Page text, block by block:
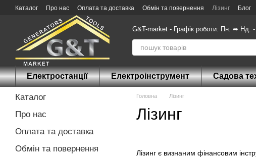
Перейти до основного контенту
Каталог Про нас Оплата та доставка Обмін та повернення Лізинг Блог
G&T-market - Графік роботи: Пн. ➦ Нд.
Електростанції Електроінструмент Садова
Головна Лізинг
Лізинг
Лізинг є визнаним фінансовим
Каталог
Про нас
Оплата та доставка
Обмін та повернення